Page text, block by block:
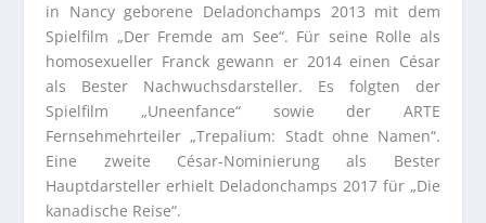
in Nancy geborene Deladonchamps 2013 mit dem
Spielfilm „Der Fremde am See“. Für seine Rolle als
homosexueller Franck gewann er 2014 einen César
als Bester Nachwuchsdarsteller. Es folgten der
Spielfilm „Uneenfance“ sowie der ARTE
Fernsehmehrteiler „Trepalium: Stadt ohne Namen“.
Eine zweite César-Nominierung als Bester
Hauptdarsteller erhielt Deladonchamps 2017 für „Die
kanadische Reise“.